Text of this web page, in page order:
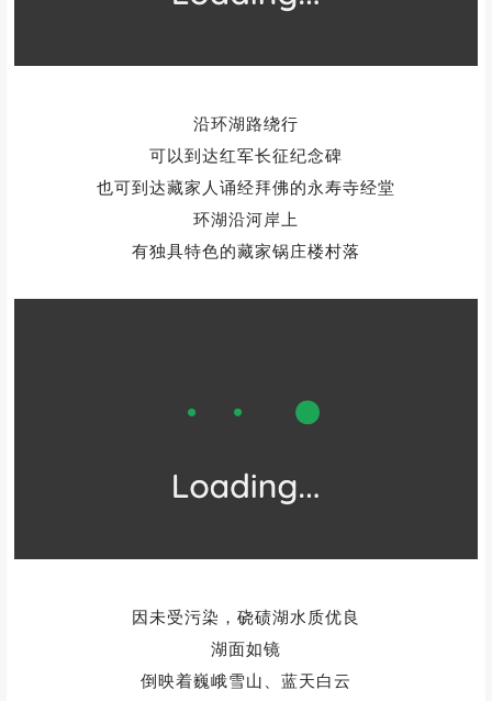
沿环湖路绕行
可以到达红军长征纪念碑
也可到达藏家人诵经拜佛的永寿寺经堂
环湖沿河岸上
有独具特色的藏家锅庄楼村落
因未受污染，硗碛湖水质优良
湖面如镜
倒映着巍峨雪山、蓝天白云